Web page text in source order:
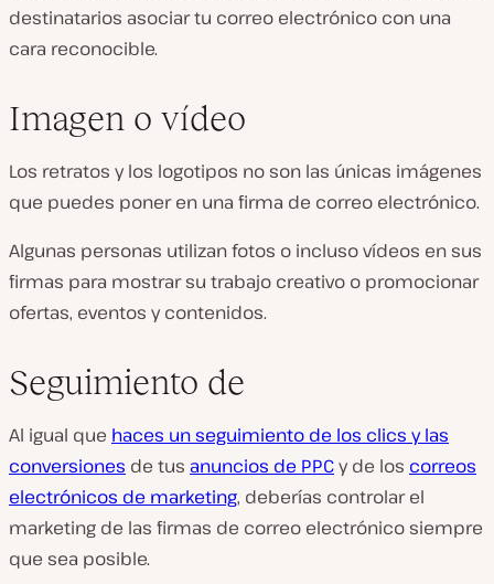
destinatarios asociar tu correo electrónico con una
cara reconocible.
Imagen o vídeo
Los retratos y los logotipos no son las únicas imágenes
que puedes poner en una firma de correo electrónico.
Algunas personas utilizan fotos o incluso vídeos en sus
firmas para mostrar su trabajo creativo o promocionar
ofertas, eventos y contenidos.
Seguimiento de
Al igual que haces un seguimiento de los clics y las
conversiones de tus anuncios de PPCy de los correos
electrónicos de marketing, deberías controlar el
marketing de las firmas de correo electrónico siempre
que sea posible.